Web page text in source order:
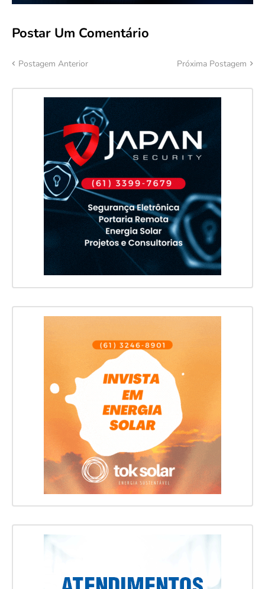
Postar Um Comentário
Postagem Anterior Próxima Postagem